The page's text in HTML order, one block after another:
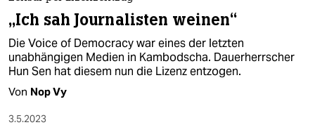
nord
wahrheit
verlag
verlag
„Ich sah Journalisten weinen“
Die Voice of Democracy war eines der letzten
unabhängigen Medien in Kambodscha. Dauerherrscher
Hun Sen hat diesem nun die Lizenz entzogen.
Von Nop Vy
3.5.2023